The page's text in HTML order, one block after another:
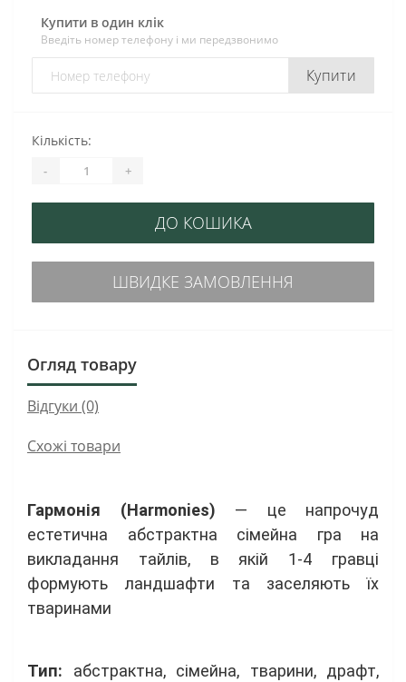
Купити в один клік
Введіть номер телефону і ми передзвонимо
Купити
Кількість:
- +
ДО КОШИКА
ШВИДКЕ ЗАМОВЛЕННЯ
Огляд товару
Відгуки (0)
Схожі товари
Гармонія (Harmonies) — це напрочуд
естетична абстрактна сімейна гра на
викладання тайлів, в якій 1-4 гравці
формують ландшафти та заселяють їх
тваринами
Тип: абстрактна, сімейна, тварини, драфт,